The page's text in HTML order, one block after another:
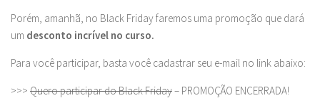
Porém, amanhã, no Black Friday faremos uma promoção que dará
um desconto incrível no curso.
Para você participar, basta você cadastrar seu e-mail no link abaixo:
>>> Quero participar do Black Friday– PROMOÇÃO ENCERRADA!